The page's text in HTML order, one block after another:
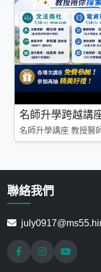
名師升學跨越講
名師升學講座 教授醫
聯絡我們